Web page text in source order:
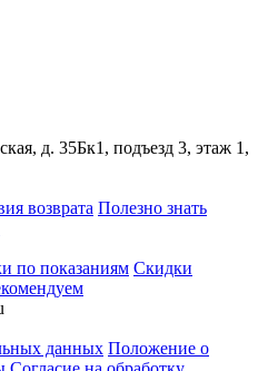
д. 35Бк1, подъезд 3, этаж 1,
возврата Полезно знать
по показаниям Скидки
данных Положение о